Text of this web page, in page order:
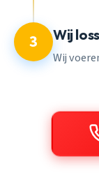
3 Wij
Wij